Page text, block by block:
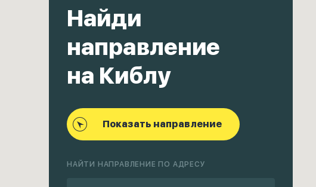
Найди
направление
на Киблу
Показать направление
НАЙТИ НАПРАВЛЕНИЕ ПО АДРЕСУ